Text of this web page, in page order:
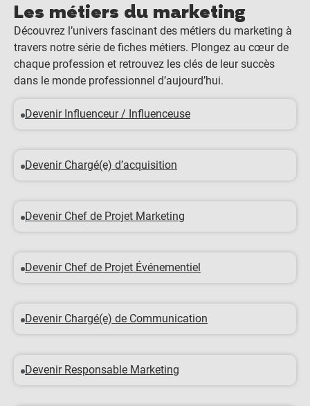
Les métiers du marketing
Découvrez l’univers fascinant des métiers du marketing à
travers notre série de fiches métiers. Plongez au cœur de
chaque profession et retrouvez les clés de leur succès
dans le monde professionnel d’aujourd’hui.
Devenir Influenceur / Influenceuse
Devenir Chargé(e) d’acquisition
Devenir Chef de Projet Marketing
Devenir Chef de Projet Événementiel
Devenir Chargé(e) de Communication
Devenir Responsable Marketing